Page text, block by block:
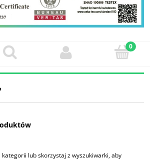
lub skorzystaj z wyszukiwarki, aby